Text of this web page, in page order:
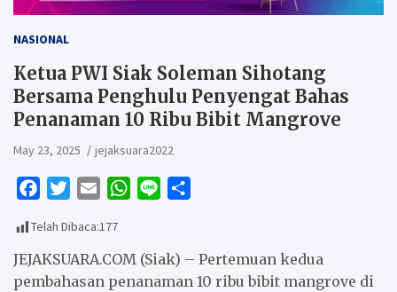
NASIONAL
Ketua PWI Siak Soleman Sihotang
Bersama Penghulu Penyengat Bahas
Penanaman 10 Ribu Bibit Mangrove
May 23, 2025 jejaksuara2022
c
e
b
i
t
t
a
i
l
W
t
s
e
r
e
Telah Dibaca:177
JEJAKSUARA.COM (Siak) – Pertemuan kedua
pembahasan penanaman 10 ribu bibit mangrove di